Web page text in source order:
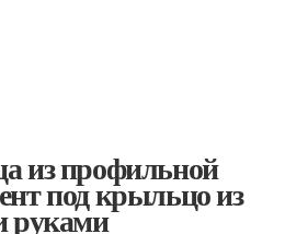
из профильной
под крыльцо из
руками